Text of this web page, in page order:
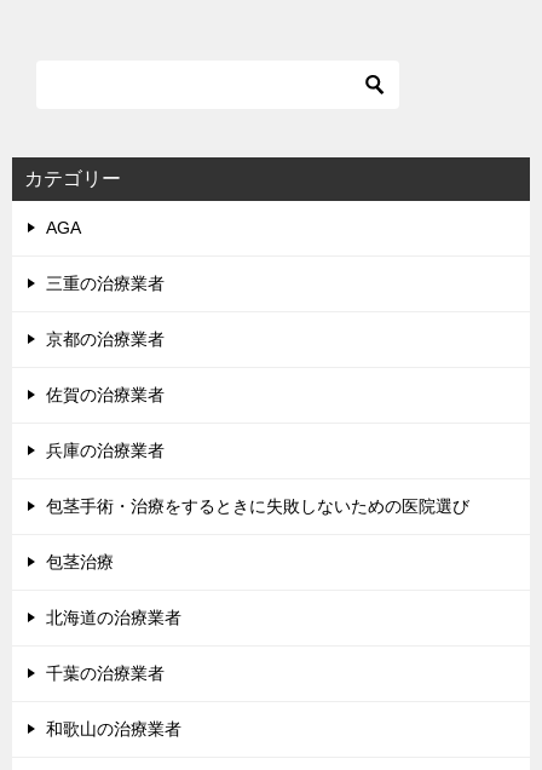
シ
ョ
カテゴリー
AGA
三重の治療業者
京都の治療業者
佐賀の治療業者
兵庫の治療業者
包茎手術・治療をするときに失敗しないための医院選び
包茎治療
北海道の治療業者
千葉の治療業者
和歌山の治療業者